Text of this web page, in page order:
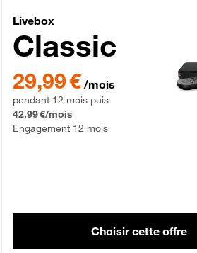
Fibre
Livebox Classic
Livebox
Classic
29,99 € par mois pendant 12 mois puis
29,99 € /mois
pendant 12 mois puis
42,99 €/mois
Engagement 12 mois
Choisir cette offre